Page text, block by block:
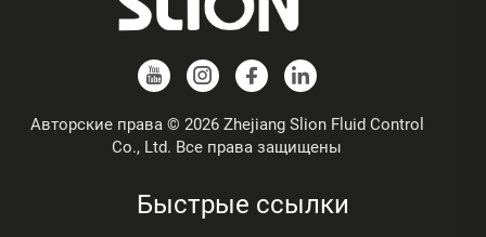
Авторские права © 2026 Zhejiang Slion Fluid Control
Co., Ltd. Все права защищены
Быстрые ссылки